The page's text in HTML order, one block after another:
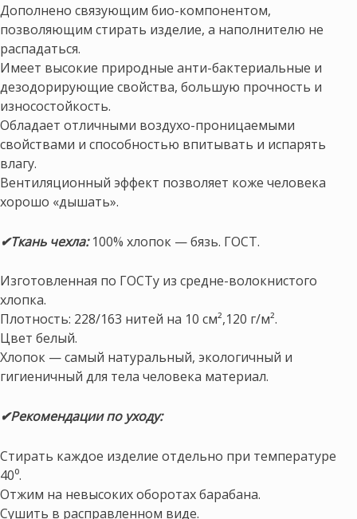
Дополнено связующим био-компонентом,
позволяющим стирать изделие, а наполнителю не
распадаться.
Имеет высокие природные анти-бактериальные и
дезодорирующие свойства, большую прочность и
износостойкость.
Обладает отличными воздухо-проницаемыми
свойствами и способностью впитывать и испарять
влагу.
Вентиляционный эффект позволяет коже человека
хорошо «дышать».
✔Ткань чехла: 100% хлопок — бязь. ГОСТ.
Изготовленная по ГОСТу из средне-волокнистого
хлопка.
Плотность: 228/163 нитей на 10 см²,120 г/м².
Цвет белый.
Хлопок — самый натуральный, экологичный и
гигиеничный для тела человека материал.
✔Рекомендации по уходу:
Стирать каждое изделие отдельно при температуре
40⁰.
Отжим на невысоких оборотах барабана.
Сушить в расправленном виде.